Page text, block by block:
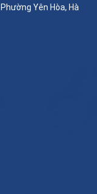
Yên Hòa, Hà